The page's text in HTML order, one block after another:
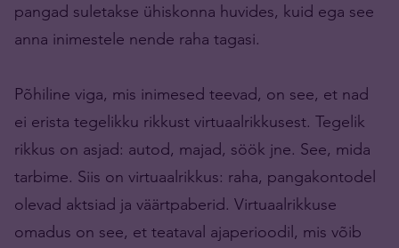
pangad suletakse ühiskonna huvides, kuid ega see
anna inimestele nende raha tagasi.
Põhiline viga, mis inimesed teevad, on see, et nad
ei erista tegelikku rikkust virtuaalrikkusest. Tegelik
rikkus on asjad: autod, majad, söök jne. See, mida
tarbime. Siis on virtuaalrikkus: raha, pangakontodel
olevad aktsiad ja väärtpaberid. Virtuaalrikkuse
omadus on see, et teataval ajaperioodil, mis võib